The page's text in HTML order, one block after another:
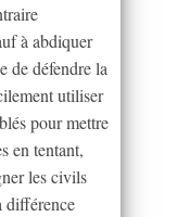
à abdiquer
de défendre la
utiliser
pour mettre
en tentant,
les civils
différence